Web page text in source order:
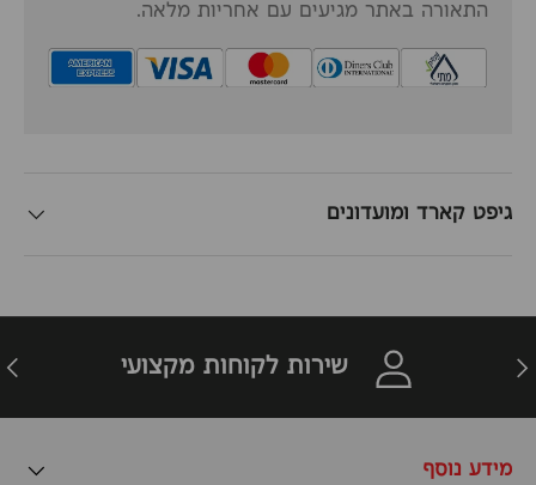
התאורה באתר מגיעים עם אחריות מלאה.
גיפט קארד ומועדונים
חזרה שירות לקוחות מקצועי
מידע נוסף